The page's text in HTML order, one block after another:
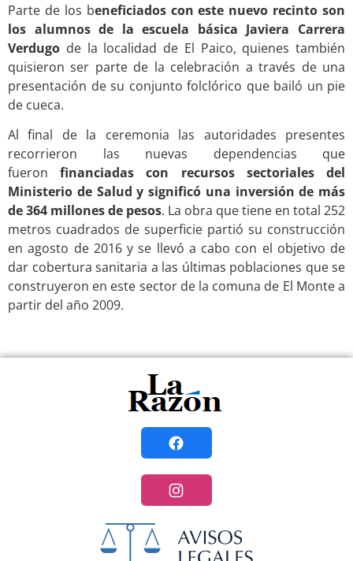
Parte de los beneficiados con este nuevo recinto son
los alumnos de la escuela básica Javiera Carrera
Verdugo de la localidad de El Paico, quienes también
quisieron ser parte de la celebración a través de una
presentación de su conjunto folclórico que bailó un pie
de cueca.
Al final de la ceremonia las autoridades presentes
recorrieron las nuevas dependencias que
fueronfinanciadas con recursos sectoriales del
Ministerio de Salud y significó una inversión de más
de 364 millones de pesos. La obra que tiene en total 252
metros cuadrados de superficie partió su construcción
en agosto de 2016 y se llevó a cabo con el objetivo de
dar cobertura sanitaria a las últimas poblaciones que se
construyeron en este sector de la comuna de El Monte a
partir del año 2009.